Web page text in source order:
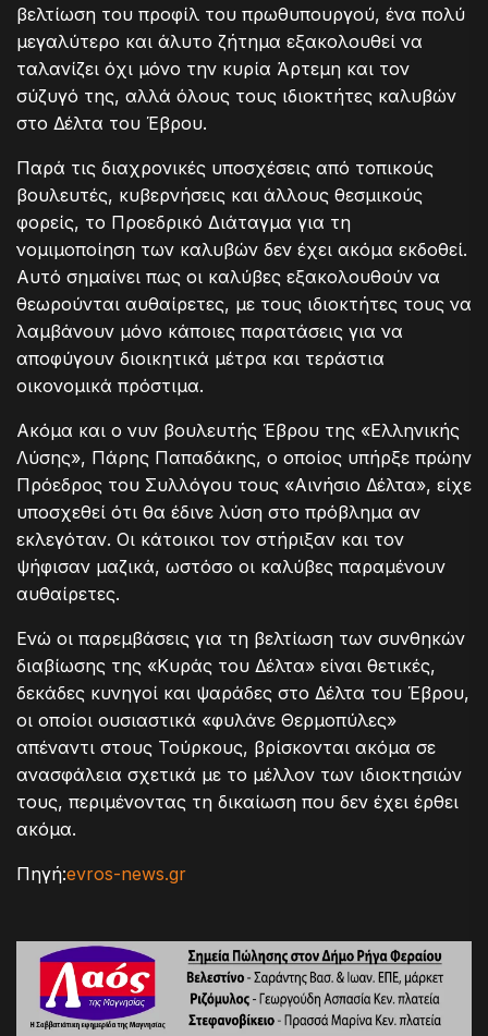
βελτίωση του προφίλ του πρωθυπουργού, ένα πολύ
μεγαλύτερο και άλυτο ζήτημα εξακολουθεί να
ταλανίζει όχι μόνο την κυρία Άρτεμη και τον
σύζυγό της, αλλά όλους τους ιδιοκτήτες καλυβών
στο Δέλτα του Έβρου.
Παρά τις διαχρονικές υποσχέσεις από τοπικούς
βουλευτές, κυβερνήσεις και άλλους θεσμικούς
φορείς, το Προεδρικό Διάταγμα για τη
νομιμοποίηση των καλυβών δεν έχει ακόμα εκδοθεί.
Αυτό σημαίνει πως οι καλύβες εξακολουθούν να
θεωρούνται αυθαίρετες, με τους ιδιοκτήτες τους να
λαμβάνουν μόνο κάποιες παρατάσεις για να
αποφύγουν διοικητικά μέτρα και τεράστια
οικονομικά πρόστιμα.
Ακόμα και ο νυν βουλευτής Έβρου της «Ελληνικής
Λύσης», Πάρης Παπαδάκης, ο οποίος υπήρξε πρώην
Πρόεδρος του Συλλόγου τους «Αινήσιο Δέλτα», είχε
υποσχεθεί ότι θα έδινε λύση στο πρόβλημα αν
εκλεγόταν. Οι κάτοικοι τον στήριξαν και τον
ψήφισαν μαζικά, ωστόσο οι καλύβες παραμένουν
αυθαίρετες.
Ενώ οι παρεμβάσεις για τη βελτίωση των συνθηκών
διαβίωσης της «Κυράς του Δέλτα» είναι θετικές,
δεκάδες κυνηγοί και ψαράδες στο Δέλτα του Έβρου,
οι οποίοι ουσιαστικά «φυλάνε Θερμοπύλες»
απέναντι στους Τούρκους, βρίσκονται ακόμα σε
ανασφάλεια σχετικά με το μέλλον των ιδιοκτησιών
τους, περιμένοντας τη δικαίωση που δεν έχει έρθει
ακόμα.
Πηγή:evros-news.gr